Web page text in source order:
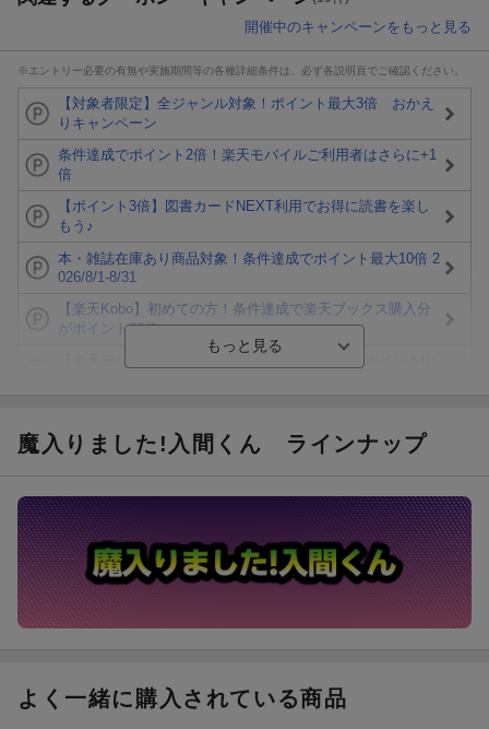
開催中のキャンペーンをもっと見る
※エントリー必要の有無や実施期間等の各種詳細条件は、必ず各説明頁でご確認ください。
【対象者限定】全ジャンル対象！ポイント最大3倍 おかえ
りキャンペーン
条件達成でポイント2倍！楽天モバイルご利用者はさらに+1
倍
【ポイント3倍】図書カードNEXT利用でお得に読書を楽し
もう♪
本・雑誌在庫あり商品対象！条件達成でポイント最大10倍 2
026/8/1-8/31
【楽天Kobo】初めての方！条件達成で楽天ブックス購入分
がポイント20倍
ト山分け
楽天モバイル紹介キャンペーンの拡散で300円OFFクーポン
進呈
条件達成で楽天限定・宝塚歌劇 宙組貸切公演ペアチケット
が当たる
魔入りました!入間くん ラインナップ
よく一緒に購入されている商品